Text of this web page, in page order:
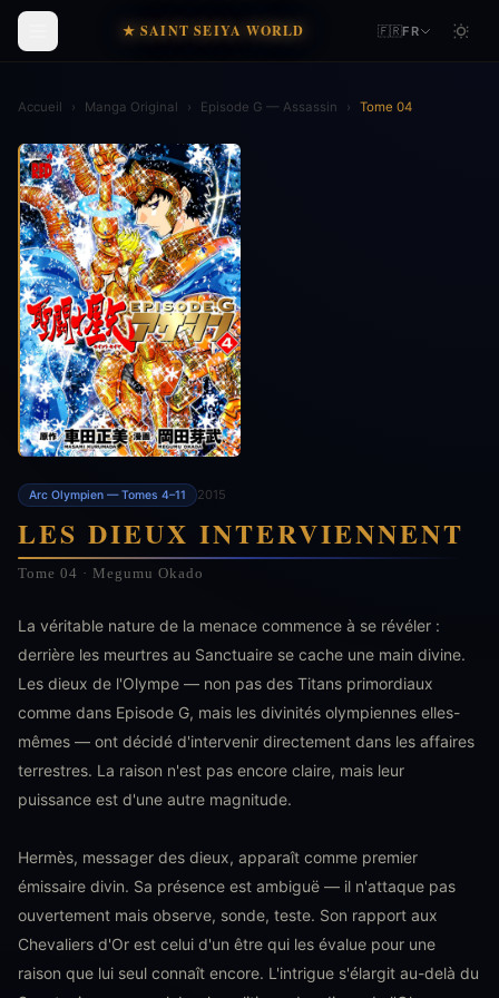
★ SAINT SEIYA WORLD 🇫🇷FR
Accueil › Manga Original › Episode G — Assassin › Tome 04
Arc Olympien — Tomes 4–11 2015
LES DIEUX INTERVIENNENT
Tome 04 · Megumu Okado
La véritable nature de la menace commence à se révéler :
derrière les meurtres au Sanctuaire se cache une main divine.
Les dieux de l'Olympe — non pas des Titans primordiaux
comme dans Episode G, mais les divinités olympiennes elles-
mêmes — ont décidé d'intervenir directement dans les affaires
terrestres. La raison n'est pas encore claire, mais leur
puissance est d'une autre magnitude.
Hermès, messager des dieux, apparaît comme premier
émissaire divin. Sa présence est ambiguë — il n'attaque pas
ouvertement mais observe, sonde, teste. Son rapport aux
Chevaliers d'Or est celui d'un être qui les évalue pour une
raison que lui seul connaît encore. L'intrigue s'élargit au-delà du